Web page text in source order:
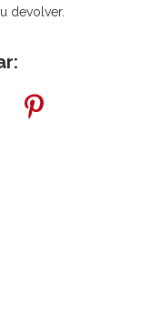
devolver.